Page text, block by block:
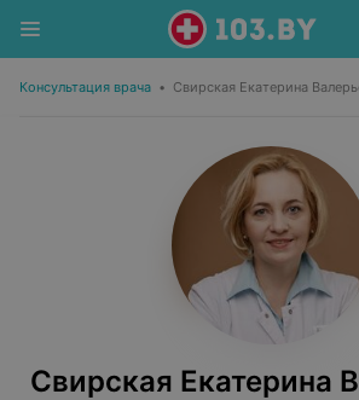
Консультация врача • Свирская Екатерина
Свирская Екатерина